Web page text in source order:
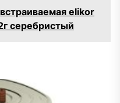
elikor
серебристый